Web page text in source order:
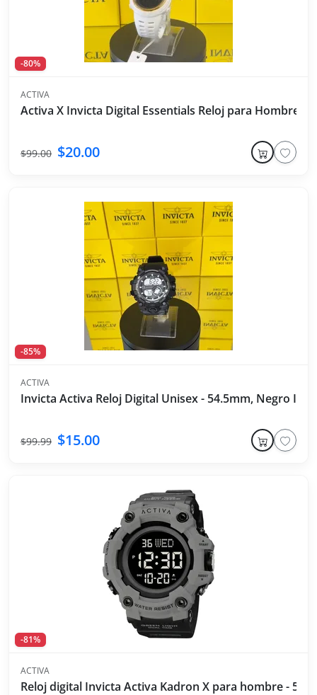
-80%
ACTIVA
Activa X Invicta Digital Essentials Reloj para Hombre -
$99.00 $20.00
-85%
ACTIVA
Invicta Activa Reloj Digital Unisex - 54.5mm, Negro
$99.99 $15.00
-81%
ACTIVA
Reloj digital Invicta Activa Kadron X para hombre -